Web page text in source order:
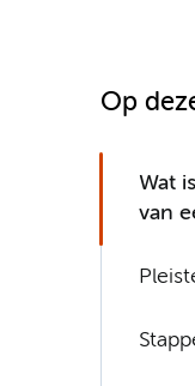
Op
Wat
van